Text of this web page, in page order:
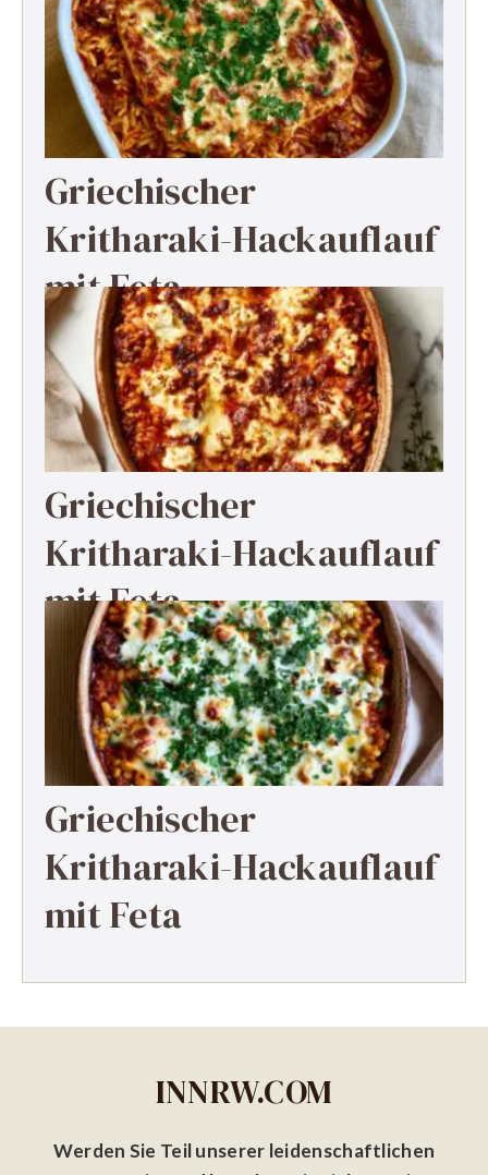
Griechischer
Kritharaki-Hackauflauf
mit Feta
Griechischer
Kritharaki-Hackauflauf
mit Feta
Griechischer
Kritharaki-Hackauflauf
mit Feta
INNRW.COM
Werden Sie Teil unserer leidenschaftlichen